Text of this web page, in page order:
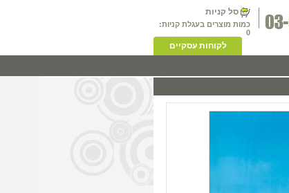
סל קניות
כמות מוצרים בעגלת קניות:
0
לקוחות עסקיים